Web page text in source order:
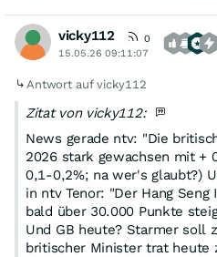
vicky112
0
15.05.26 09:11:07
Antwort auf vicky112
Zitat von vicky112:
News gerade ntv: "Die
2026 stark gewachsen mit +
0,1-0,2%; na wer's glaubt?)
in ntv Tenor: "Der Hang
bald über 30.000 Punkte
Und GB heute? Starmer soll
britischer Minister trat heute